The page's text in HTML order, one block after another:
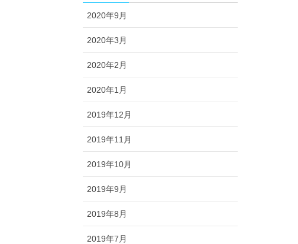
2020年9月
2020年3月
2020年2月
2020年1月
2019年12月
2019年11月
2019年10月
2019年9月
2019年8月
2019年7月